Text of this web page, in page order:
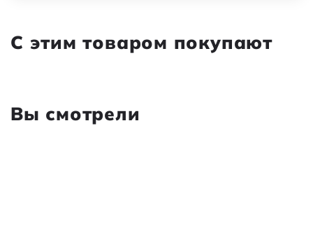
С этим товаром покупают
Вы смотрели